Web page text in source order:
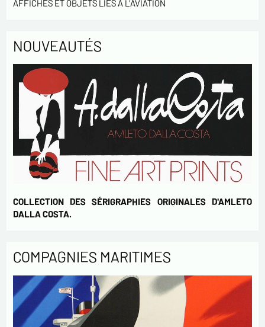
votre activités.
AFFICHES ET OBJETS LIÉS À L'AVIATION
NOUVEAUTÉS
COLLECTION DES SÉRIGRAPHIES ORIGINALES D'AMLETO
DALLA COSTA.
COMPAGNIES MARITIMES